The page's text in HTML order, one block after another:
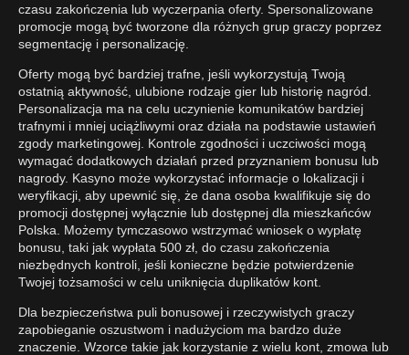
czasu zakończenia lub wyczerpania oferty. Spersonalizowane
promocje mogą być tworzone dla różnych grup graczy poprzez
segmentację i personalizację.
Oferty mogą być bardziej trafne, jeśli wykorzystują Twoją
ostatnią aktywność, ulubione rodzaje gier lub historię nagród.
Personalizacja ma na celu uczynienie komunikatów bardziej
trafnymi i mniej uciążliwymi oraz działa na podstawie ustawień
zgody marketingowej. Kontrole zgodności i uczciwości mogą
wymagać dodatkowych działań przed przyznaniem bonusu lub
nagrody. Kasyno może wykorzystać informacje o lokalizacji i
weryfikacji, aby upewnić się, że dana osoba kwalifikuje się do
promocji dostępnej wyłącznie lub dostępnej dla mieszkańców
Polska. Możemy tymczasowo wstrzymać wniosek o wypłatę
bonusu, taki jak wypłata 500 zł, do czasu zakończenia
niezbędnych kontroli, jeśli konieczne będzie potwierdzenie
Twojej tożsamości w celu uniknięcia duplikatów kont.
Dla bezpieczeństwa puli bonusowej i rzeczywistych graczy
zapobieganie oszustwom i nadużyciom ma bardzo duże
znaczenie. Wzorce takie jak korzystanie z wielu kont, zmowa lub